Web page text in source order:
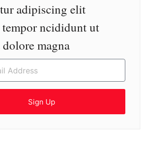
adipiscing elit
ncididunt ut
magna
Sign Up